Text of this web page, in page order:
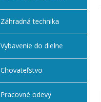
Záhradná technika
Vybavenie do dielne
Chovateľstvo
Pracovné odevy